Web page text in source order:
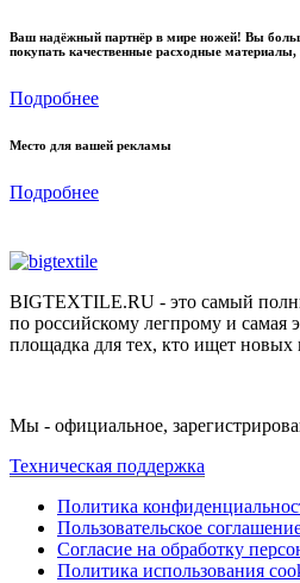
Ваш надёжный партнёр в мире ножей! Вы
покупать качественные расходные
Подробнее
Место для вашей рекламы
Подробнее
BIGTEXTILE.RU - это самый
по российскому легпрому и самая
площадка для тех, кто ищет новых
Мы - официальное,
Техническая поддержка
Политика
Пользовательское
Согласие на обработку
Политика использования